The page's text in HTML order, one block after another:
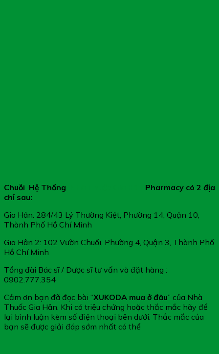
Chuỗi Hệ Thống
Pharmacy có 2 địa
chỉ sau:
Gia Hân: 284/43 Lý Thường Kiệt, Phường 14, Quận 10,
Thành Phố Hồ Chí Minh
Gia Hân 2: 102 Vườn Chuối, Phường 4, Quận 3, Thành Phố
Hồ Chí Minh
Tổng đài Bác sĩ / Dược sĩ tư vấn và đặt hàng :
0902.777.354
Cảm ơn bạn đã đọc bài “XUKODA mua ở đâu” của Nhà
Thuốc Gia Hân. Khi có triệu chứng hoặc thắc mắc hãy để
lại bình luận kèm số điện thoại bên dưới. Thắc mắc của
bạn sẽ được giải đáp sớm nhất có thể